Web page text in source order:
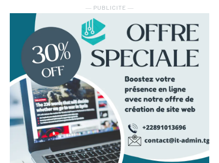
― PUBLICITE ―